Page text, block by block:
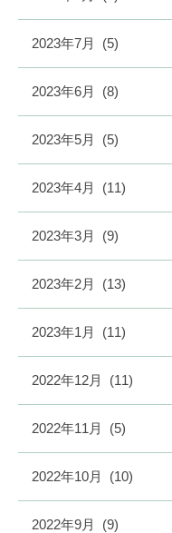
2023年7月 (5)
2023年6月 (8)
2023年5月 (5)
2023年4月 (11)
2023年3月 (9)
2023年2月 (13)
2023年1月 (11)
2022年12月 (11)
2022年11月 (5)
2022年10月 (10)
2022年9月 (9)